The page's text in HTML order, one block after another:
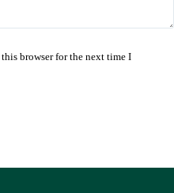
browser for the next time I